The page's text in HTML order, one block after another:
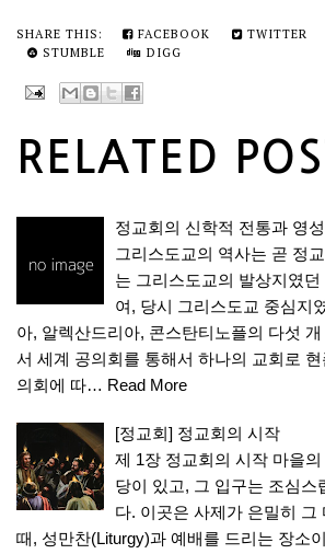
SHARE THIS: FACEBOOK TWITTER
STUMBLE
DIGG
RELATED
정교회의 신학적 전통과 영성
그리스도교의 역사는 곧 정
는 그리스도교의 발상지였
여, 당시 그리스도교 중심지
아, 알렉산드리아, 콘스탄티노플의 다섯
서 세계 공의회를 통해서 하나의 교회로
의회에 따… Read More
[정교회] 정교회의 시작
제 1장 정교회의 시작 마을
당이 있고, 그 입구는 조심스
다. 이곳은 사제가 은밀히 그
때, 성만찬(Liturgy)과 예배를 드리는 장소